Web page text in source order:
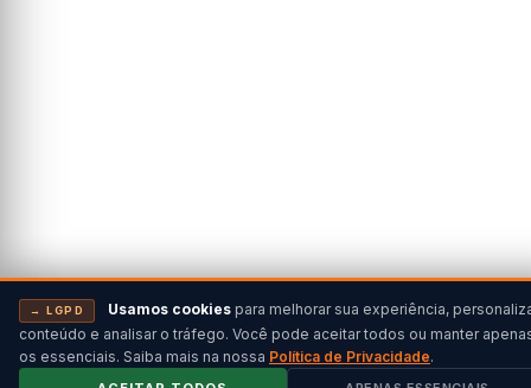
→ LGPD Usamos cookies para melhorar sua experiência,
conteúdo e analisar o tráfego. Você pode aceitar todos ou manter
os essenciais. Saiba mais na nossa Política de Privacidade.